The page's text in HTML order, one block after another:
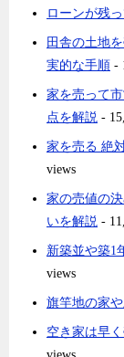
ローンが残
田舎の土地
実的な手順 -
家を売って
点を解説 -
家を売る 絶
views
家の売値の
いを解説 -
新築並や築1
views
旗竿地の家
空き家は早